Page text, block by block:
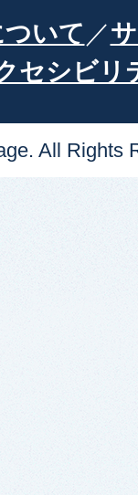
いて
セシビリ
All Rights